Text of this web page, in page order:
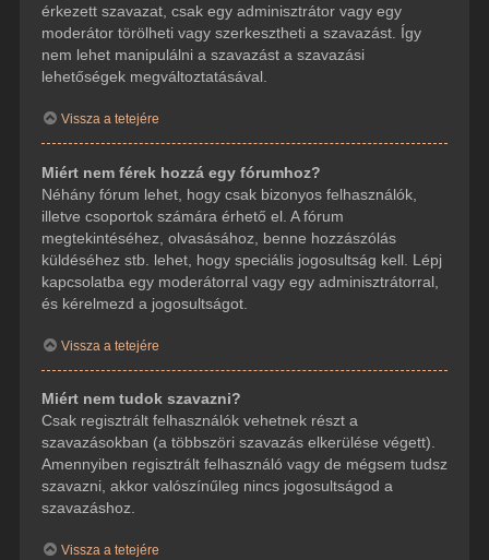
érkezett szavazat, csak egy adminisztrátor vagy egy
moderátor törölheti vagy szerkesztheti a szavazást. Így
nem lehet manipulálni a szavazást a szavazási
lehetőségek megváltoztatásával.
Vissza a tetejére
Miért nem férek hozzá egy fórumhoz?
Néhány fórum lehet, hogy csak bizonyos felhasználók,
illetve csoportok számára érhető el. A fórum
megtekintéséhez, olvasásához, benne hozzászólás
küldéséhez stb. lehet, hogy speciális jogosultság kell. Lépj
kapcsolatba egy moderátorral vagy egy adminisztrátorral,
és kérelmezd a jogosultságot.
Vissza a tetejére
Miért nem tudok szavazni?
Csak regisztrált felhasználók vehetnek részt a
szavazásokban (a többszöri szavazás elkerülése végett).
Amennyiben regisztrált felhasználó vagy de mégsem tudsz
szavazni, akkor valószínűleg nincs jogosultságod a
szavazáshoz.
Vissza a tetejére